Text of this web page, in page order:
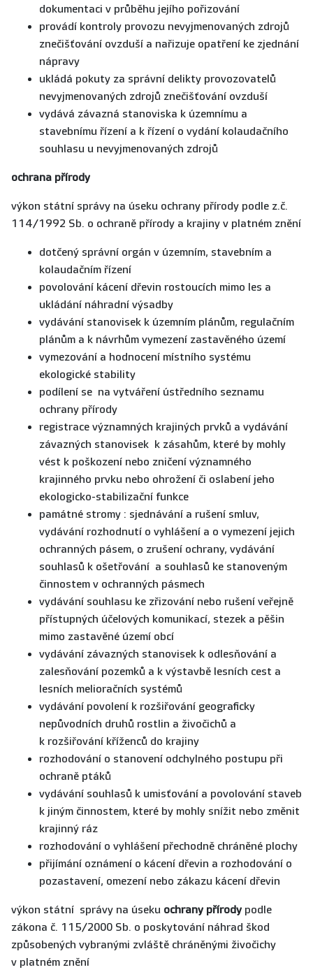
dokumentaci v průběhu jejího pořizování
provádí kontroly provozu nevyjmenovaných zdrojů
znečišťování ovzduší a nařizuje opatření ke zjednání
nápravy
ukládá pokuty za správní delikty provozovatelů
nevyjmenovaných zdrojů znečišťování ovzduší
vydává závazná stanoviska k územnímu a
stavebnímu řízení a k řízení o vydání kolaudačního
souhlasu u nevyjmenovaných zdrojů
ochrana přírody
výkon státní správy na úseku ochrany přírody podle z.č.
114/1992 Sb. o ochraně přírody a krajiny v platném znění
dotčený správní orgán v územním, stavebním a
kolaudačním řízení
povolování kácení dřevin rostoucích mimo les a
ukládání náhradní výsadby
vydávání stanovisek k územním plánům, regulačním
plánům a k návrhům vymezení zastavěného území
vymezování a hodnocení místního systému
ekologické stability
podílení se na vytváření ústředního seznamu
ochrany přírody
registrace významných krajiných prvků a vydávání
závazných stanovisek k zásahům, které by mohly
vést k poškození nebo zničení významného
krajinného prvku nebo ohrožení či oslabení jeho
ekologicko-stabilizační funkce
památné stromy : sjednávání a rušení smluv,
vydávání rozhodnutí o vyhlášení a o vymezení jejich
ochranných pásem, o zrušení ochrany, vydávání
souhlasů k ošetřování a souhlasů ke stanoveným
činnostem v ochranných pásmech
vydávání souhlasu ke zřizování nebo rušení veřejně
přístupných účelových komunikací, stezek a pěšin
mimo zastavěné území obcí
vydávání závazných stanovisek k odlesňování a
zalesňování pozemků a k výstavbě lesních cest a
lesních melioračních systémů
vydávání povolení k rozšiřování geograficky
nepůvodních druhů rostlin a živočichů a
k rozšiřování kříženců do krajiny
rozhodování o stanovení odchylného postupu při
ochraně ptáků
vydávání souhlasů k umisťování a povolování staveb
k jiným činnostem, které by mohly snížit nebo změnit
krajinný ráz
rozhodování o vyhlášení přechodně chráněné plochy
přijímání oznámení o kácení dřevin a rozhodování o
pozastavení, omezení nebo zákazu kácení dřevin
výkon státní správy na úseku ochrany přírody podle
zákona č. 115/2000 Sb. o poskytování náhrad škod
způsobených vybranými zvláště chráněnými živočichy
v platném znění